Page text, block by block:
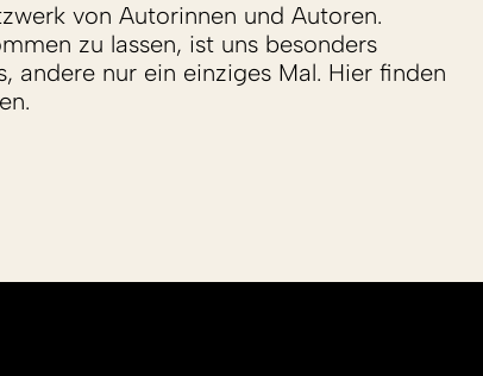
von Autorinnen und Autoren.
zu lassen, ist uns besonders
andere nur ein einziges Mal. Hier finden